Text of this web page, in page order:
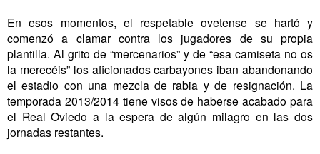
En esos momentos, el respetable ovetense se hartó y
comenzó a clamar contra los jugadores de su propia
plantilla. Al grito de “mercenarios” y de “esa camiseta no os
la merecéis” los aficionados carbayones iban abandonando
el estadio con una mezcla de rabia y de resignación. La
temporada 2013/2014 tiene visos de haberse acabado para
el Real Oviedo a la espera de algún milagro en las dos
jornadas restantes.